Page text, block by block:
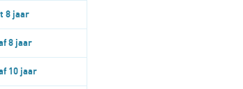
8 jaar
8 jaar
10 jaar